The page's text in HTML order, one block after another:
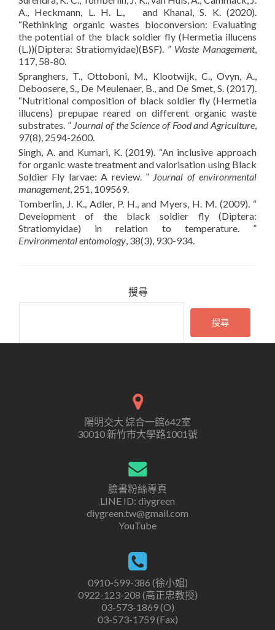
A., Heckmann, L. H. L., and Khanal, S. K. (2020).
“Rethinking organic wastes bioconversion: Evaluating
the potential of the black soldier fly (Hermetia illucens
(L.))(Diptera: Stratiomyidae)(BSF). ”Waste Management,
117, 58-80.
Spranghers, T., Ottoboni, M., Klootwijk, C., Ovyn, A.,
Deboosere, S., De Meulenaer, B., and De Smet, S. (2017).
“Nutritional composition of black soldier fly (Hermetia
illucens) prepupae reared on different organic waste
substrates. ” Journal of the Science of Food and Agriculture,
97(8), 2594-2600.
Singh, A. and Kumari, K. (2019). “An inclusive approach
for organic waste treatment and valorisation using Black
Soldier Fly larvae: A review. ” Journal of environmental
management, 251, 109569.
Tomberlin, J. K., Adler, P. H., and Myers, H. M. (2009). “
Development of the black soldier fly (Diptera:
Stratiomyidae) in relation to temperature. ”
Environmental entomology, 38(3), 930-934.
搜尋
搜尋
陽明交大 綜合一館642室
30010 新竹市大學路1001號
臉書粉絲專頁
LINE ID: diygreen
diygreen.tw@gmail.com
YouTube
0910-599-386 (徐小姐)
0922-123-208 (高正忠教授)
03-573-1869 (O)
03-573-1759 (Fax)